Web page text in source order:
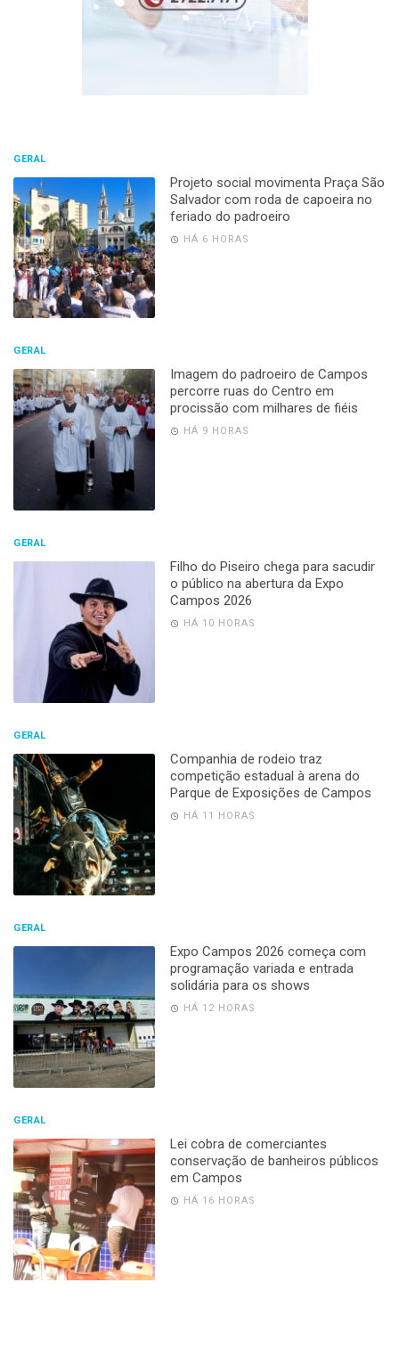
GERAL
Projeto social movimenta Praça São
Salvador com roda de capoeira no
feriado do padroeiro
HÁ 6 HORAS
GERAL
Imagem do padroeiro de Campos
percorre ruas do Centro em
procissão com milhares de fiéis
HÁ 9 HORAS
GERAL
Filho do Piseiro chega para sacudir
o público na abertura da Expo
Campos 2026
HÁ 10 HORAS
GERAL
Companhia de rodeio traz
competição estadual à arena do
Parque de Exposições de Campos
HÁ 11 HORAS
GERAL
Expo Campos 2026 começa com
programação variada e entrada
solidária para os shows
HÁ 12 HORAS
GERAL
Lei cobra de comerciantes
conservação de banheiros públicos
em Campos
HÁ 16 HORAS